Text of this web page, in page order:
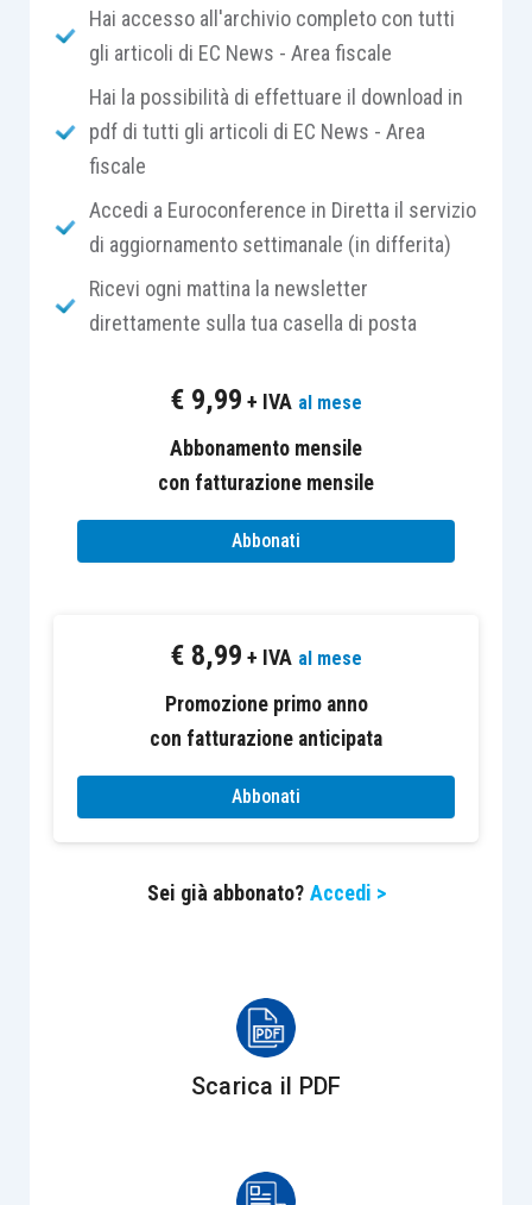
gli effetti che discendono dalla costituzione del
Gruppo Iva sulle operazioni poste in essere dai
singoli membri, ricordando, in particolare, le
modalità di fatturazione e di certificazione dei
corrispettivi
fornite dall’Agenzia delle Entrate nellacircolare
19/E/2018.
Le disposizioni attuative contenute nel
e gliobblighi
diritto di acquistare beni e servizi senza
applicazione dell’Ivanei limiti del
previsto per gli esportatori abituali è esercitato:
all’ingresso;
dai singoli partecipanti
cessazione del Gruppo Iva
essi riferibili, che ne hanno costituito il
In considerazione della peculiarità del
presentazione delledichiarazioni d’intento
singoli partecipanti
unitamente al propriocodice fiscale
Hai accesso all'archivio completo con tutti
gli articoli di EC News - Area fiscale
Hai la possibilità di effettuare il download in
pdf di tutti gli articoli di EC News - Area
fiscale
Accedi a Euroconference in Diretta il servizio
di aggiornamento settimanale (in differita)
Ricevi ogni mattina la newsletter
direttamente sulla tua casella di posta
€ 9,99 + IVA al mese
Abbonamento mensile
con fatturazione mensile
Abbonati
€ 8,99 + IVA al mese
Promozione primo anno
con fatturazione anticipata
Abbonati
Sei già abbonato? Accedi >
Scarica il PDF